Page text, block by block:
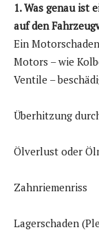
1. Was genau ist
auf den
Ein
Motors – wie
Ventile –
Überhitzung
Ölverlust oder
Zahnriemenriss
Lagerschaden